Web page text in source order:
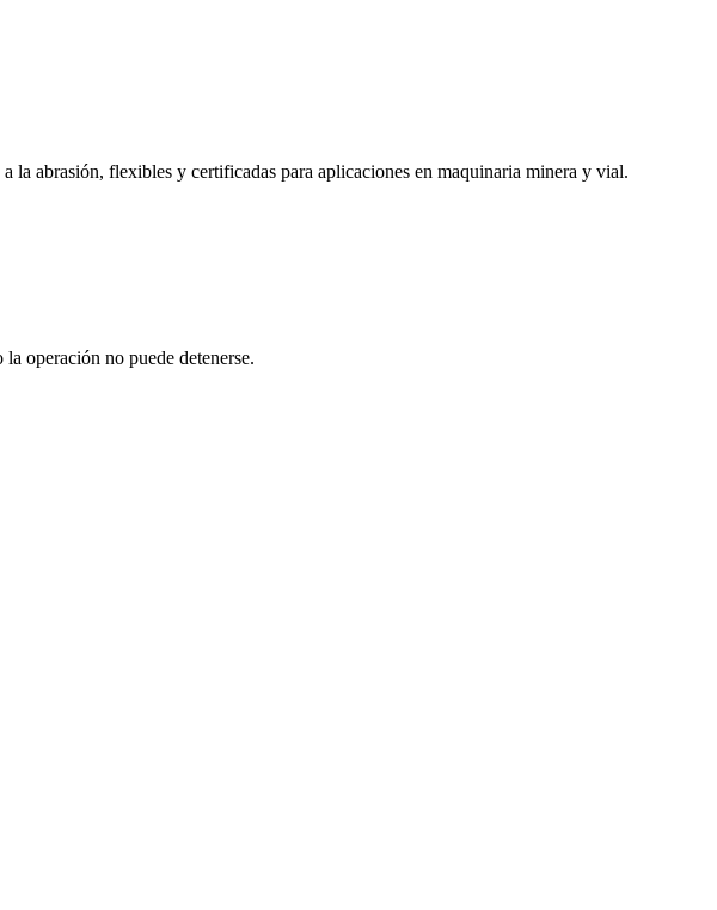
la abrasión, flexibles y certificadas para aplicaciones en maquinaria minera y vial.
operación no puede detenerse.